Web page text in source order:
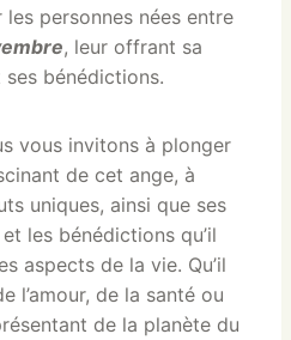
personnes nées entre
, leur offrant sa
bénédictions.
vous invitons à plonger
de cet ange, à
uniques, ainsi que ses
les bénédictions qu’il
aspects de la vie. Qu’il
l’amour, de la santé ou
de la planète du